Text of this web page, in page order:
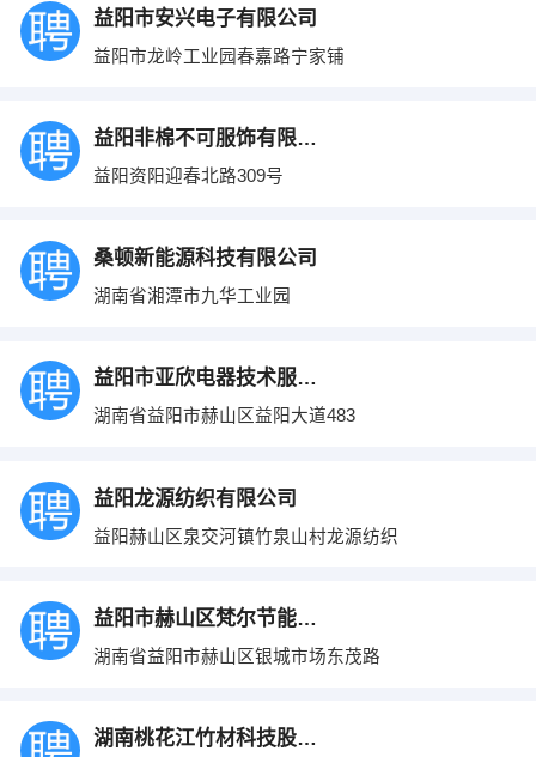
益阳市安兴电子有限公司
益阳市龙岭工业园春嘉路宁家铺
益阳非棉不可服饰有限公司
益阳资阳迎春北路309号
桑顿新能源科技有限公司
湖南省湘潭市九华工业园
益阳市亚欣电器技术服务有限公司
湖南省益阳市赫山区益阳大道483
益阳龙源纺织有限公司
益阳赫山区泉交河镇竹泉山村龙源纺织
益阳市赫山区梵尔节能门窗有限公司
湖南省益阳市赫山区银城市场东茂路
湖南桃花江竹材科技股份有限公司